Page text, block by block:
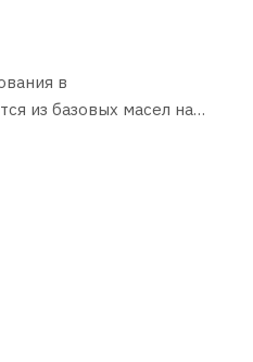
в
из базовых масел на
класса Евро-2 и Евро-3,